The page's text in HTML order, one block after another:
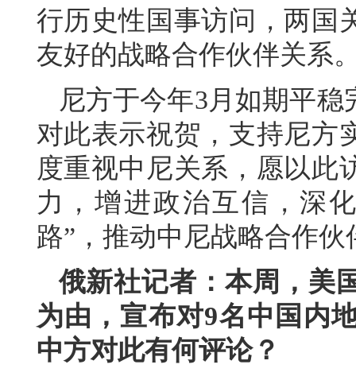
行历史性国事访问，两国
友好的战略合作伙伴关系
尼方于今年3月如期平
对此表示祝贺，支持尼方
度重视中尼关系，愿以此
力，增进政治互信，深
路”，推动中尼战略合作
俄新社记者：本周，美
为由，宣布对9名中国内
中方对此有何评论？